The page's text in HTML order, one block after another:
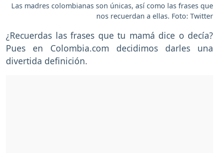
Las madres colombianas son únicas, así como las frases que
nos recuerdan a ellas. Foto: Twitter
¿Recuerdas las frases que tu mamá dice o decía?
Pues en Colombia.com decidimos darles una
divertida definición.